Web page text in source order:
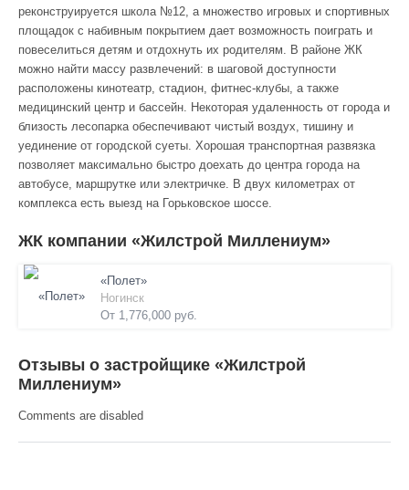
реконструируется школа №12, а множество игровых и спортивных
площадок с набивным покрытием дает возможность поиграть и
повеселиться детям и отдохнуть их родителям. В районе ЖК
можно найти массу развлечений: в шаговой доступности
расположены кинотеатр, стадион, фитнес-клубы, а также
медицинский центр и бассейн. Некоторая удаленность от города и
близость лесопарка обеспечивают чистый воздух, тишину и
уединение от городской суеты. Хорошая транспортная развязка
позволяет максимально быстро доехать до центра города на
автобусе, маршрутке или электричке. В двух километрах от
комплекса есть выезд на Горьковское шоссе.
ЖК компании «Жилстрой Миллениум»
«Полет»
Ногинск
От 1,776,000 руб.
Отзывы о застройщике «Жилстрой
Миллениум»
Comments are disabled